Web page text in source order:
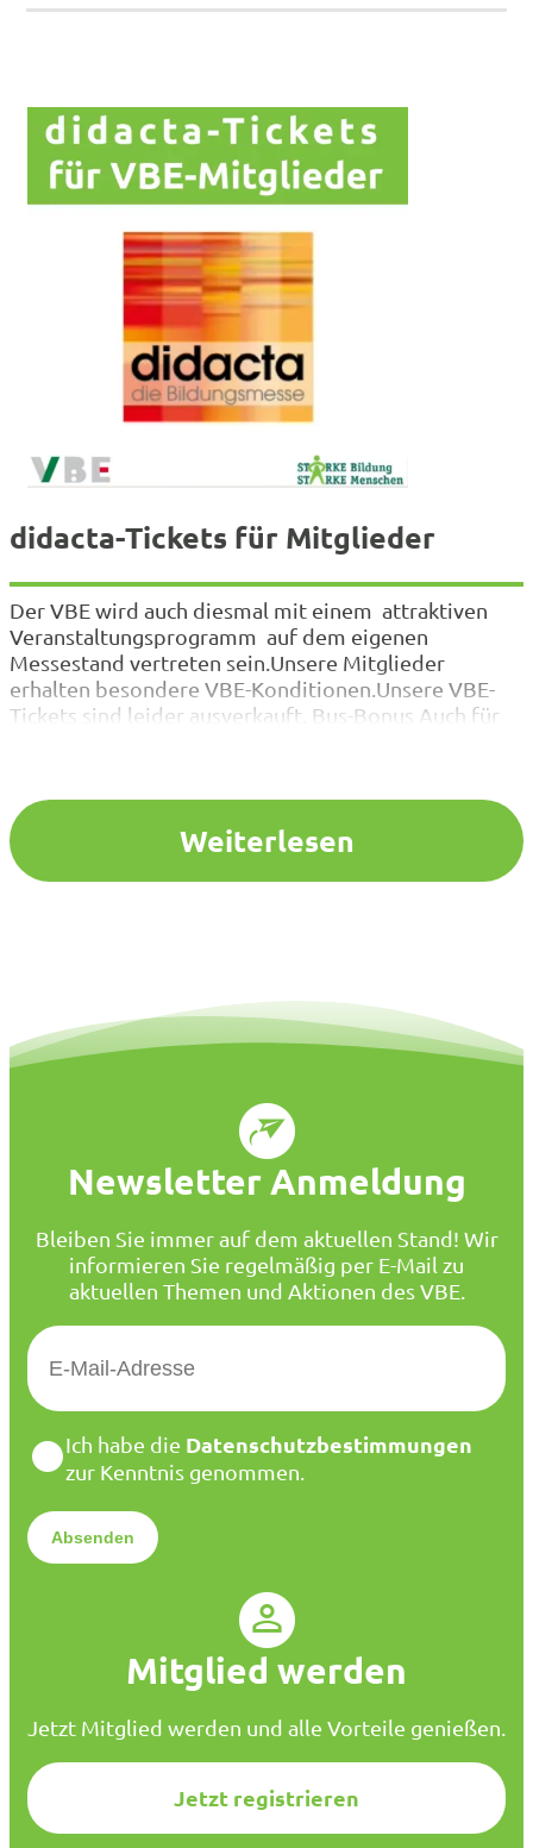
didacta-Tickets für Mitglieder
Der VBE wird auch diesmal mit einem attraktiven
Veranstaltungsprogramm auf dem eigenen
Messestand vertreten sein.Unsere Mitglieder
erhalten besondere VBE-Konditionen.Unsere VBE-
Tickets sind leider ausverkauft. Bus-Bonus Auch für
Gruppenfahrt mit der Bahn. Einsendeschluss ist der
13.02.2024. Mehr…Weiterlesen
Newsletter Anmeldung
Bleiben Sie immer auf dem aktuellen Stand! Wir
informieren Sie regelmäßig per E-Mail zu
aktuellen Themen und Aktionen des VBE.
E
M
*
D
a
e
n
*
Ich habe die Datenschutzbestimmungen
zur Kenntnis genommen.
Mitglied werden
Jetzt Mitglied werden und alle Vorteile genießen.
Jetzt registrieren